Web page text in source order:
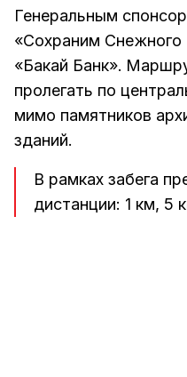
Генеральным
«Сохраним Снежного
«Бакай Банк».
пролегать по
мимо памятников
зданий.
В рамках забега
дистанции: 1 км, 5